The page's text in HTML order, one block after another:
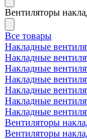
Вентиляторы
Все товары
Накладные
Накладные
Накладные
Накладные
Накладные
Накладные
Накладные
Вентиляторы
Вентиляторы